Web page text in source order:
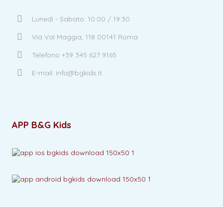
Lunedì - Sabato: 10:00 / 19:30
Via Val Maggia, 118 00141 Roma
Telefono +39 345 627 9165
E-mail: info@bgkids.it
APP B&G Kids